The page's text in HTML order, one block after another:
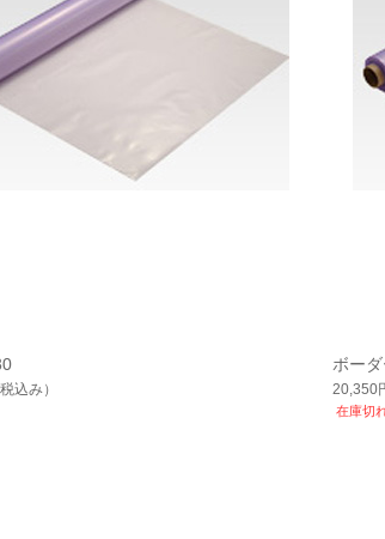
税込み）
ボー
20,350
在庫切